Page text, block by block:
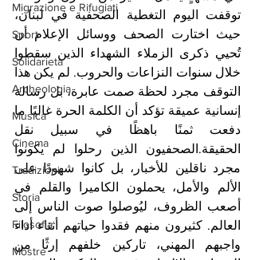
Migrazione e Rifugiati
Sport
Solidarietà
Archeologia
Musica
Cinema
Tradizioni
Storia
Filosofia
Mostre
توقفت اليوم التغطية الصحفية في لبنان،
حيث اختارت الصحف ووسائل الإعلام أن
التوقف مجرد لحظة صمت عابرة، بل رسالة
إنسانية عميقة تؤكد أن الكلمة الحرة غالبًا ما
الحقيقة.الصحفيون الذين رحلوا لم يكونوا
مجرد ناقلين للأخبار، بل كانوا شهودًا على
العالم. كثيرون منهم فقدوا حياتهم أثناء أداء
واجبهم المهني، تاركين خلفهم إرثًا من